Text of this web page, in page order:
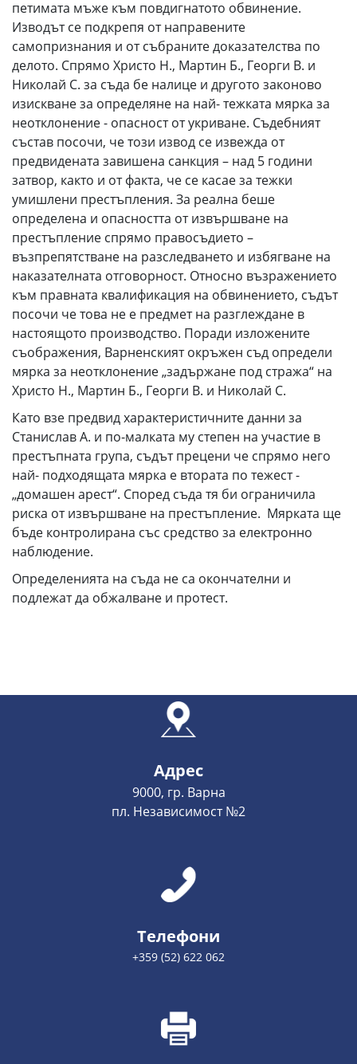
петимата мъже към повдигнатото обвинение.
Изводът се подкрепя от направените
самопризнания и от събраните доказателства по
делото. Спрямо Христо Н., Мартин Б., Георги В. и
Николай С. за съда бе налице и другото законово
изискване за определяне на най- тежката мярка за
неотклонение - опасност от укриване. Съдебният
състав посочи, че този извод се извежда от
предвидената завишена санкция – над 5 години
затвор, както и от факта, че се касае за тежки
умишлени престъпления. За реална беше
определена и опасността от извършване на
престъпление спрямо правосъдието –
възпрепятстване на разследването и избягване на
наказателната отговорност. Относно възражението
към правната квалификация на обвинението, съдът
посочи че това не е предмет на разглеждане в
настоящото производство. Поради изложените
съображения, Варненският окръжен съд определи
мярка за неотклонение „задържане под стража“ на
Христо Н., Мартин Б., Георги В. и Николай С.
Като взе предвид характеристичните данни за
Станислав А. и по-малката му степен на участие в
престъпната група, съдът прецени че спрямо него
най- подходящата мярка е втората по тежест -
„домашен арест“. Според съда тя би ограничила
риска от извършване на престъпление. Мярката ще
бъде контролирана със средство за електронно
наблюдение.
Определенията на съда не са окончателни и
подлежат да обжалване и протест.
Адрес
9000, гр. Варна
пл. Независимост №2
Телефони
+359 (52) 622 062